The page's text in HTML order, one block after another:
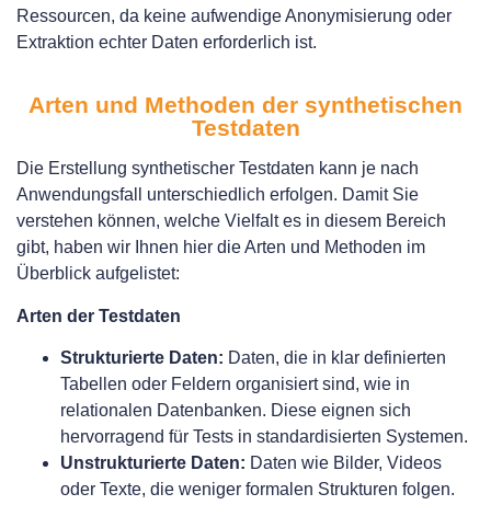
Ressourcen, da keine aufwendige Anonymisierung oder
Extraktion echter Daten erforderlich ist.
Arten und Methoden der synthetischen
Testdaten
Die Erstellung synthetischer Testdaten kann je nach
Anwendungsfall unterschiedlich erfolgen. Damit Sie
verstehen können, welche Vielfalt es in diesem Bereich
gibt, haben wir Ihnen hier die Arten und Methoden im
Überblick aufgelistet:
Arten der Testdaten
Strukturierte Daten: Daten, die in klar definierten
Tabellen oder Feldern organisiert sind, wie in
relationalen Datenbanken. Diese eignen sich
hervorragend für Tests in standardisierten Systemen.
Unstrukturierte Daten: Daten wie Bilder, Videos
oder Texte, die weniger formalen Strukturen folgen.